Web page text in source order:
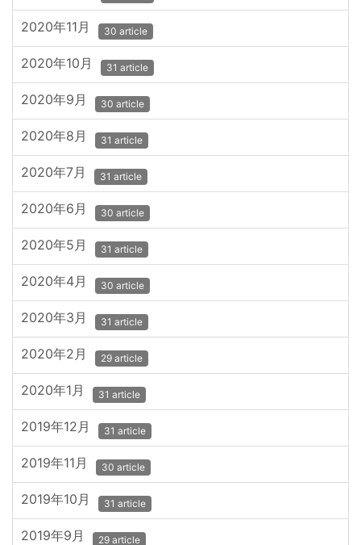
2020年11月 30 article
2020年10月 31 article
2020年9月 30 article
2020年8月 31 article
2020年7月 31 article
2020年6月 30 article
2020年5月 31 article
2020年4月 30 article
2020年3月 31 article
2020年2月 29 article
2020年1月 31 article
2019年12月 31 article
2019年11月 30 article
2019年10月 31 article
2019年9月 29 article